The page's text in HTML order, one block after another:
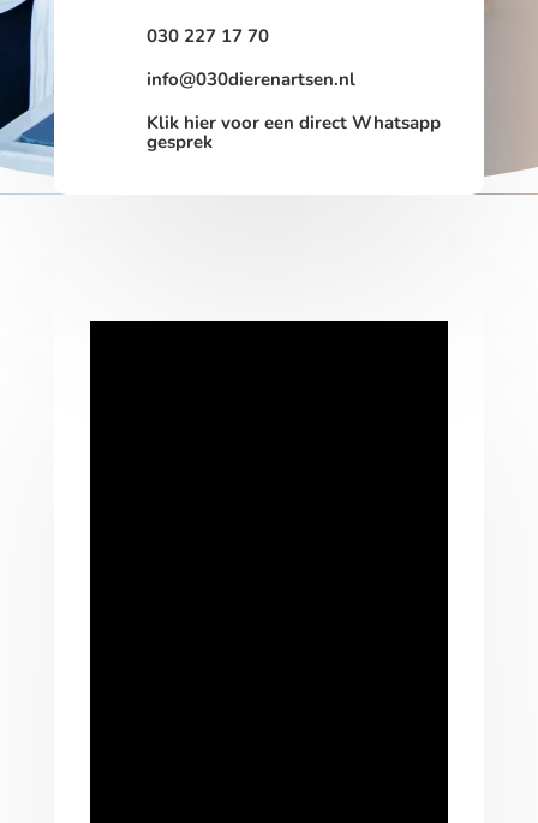
030 227 17 70
info@030dierenartsen.nl
Klik hier voor een direct Whatsapp
gesprek